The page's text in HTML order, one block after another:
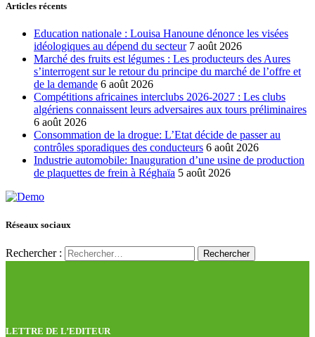
Articles récents
Education nationale : Louisa Hanoune dénonce les visées
idéologiques au dépend du secteur 7 août 2026
Marché des fruits est légumes : Les producteurs des Aures
s’interrogent sur le retour du principe du marché de l’offre et
de la demande 6 août 2026
Compétitions africaines interclubs 2026-2027 : Les clubs
algériens connaissent leurs adversaires aux tours préliminaires
6 août 2026
Consommation de la drogue: L’Etat décide de passer au
contrôles sporadiques des conducteurs 6 août 2026
Industrie automobile: Inauguration d’une usine de production
de plaquettes de frein à Réghaïa 5 août 2026
Réseaux sociaux
Rechercher :
LETTRE DE L’EDITEUR